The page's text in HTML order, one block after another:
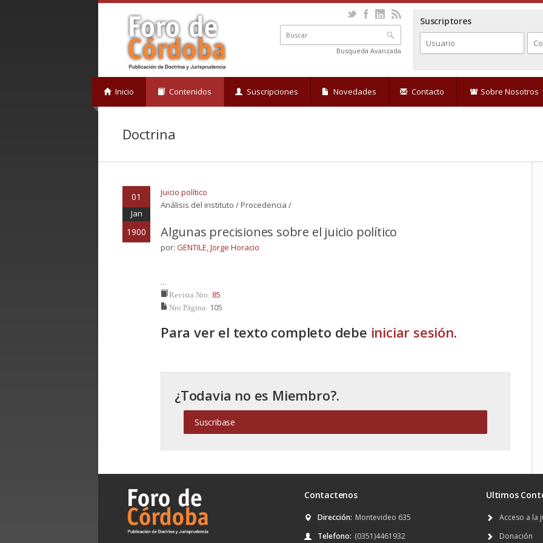
Busqueda Avanzada
Suscriptores
Inicio Contenidos Suscripciones Novedades Contacto Sobre Nosotros
Doctrina
01
Jan
1900
Juicio político
Análisis del instituto / Procedencia /
Algunas precisiones sobre el juicio político
por: GENTILE, Jorge Horacio
...
Revista Nro: 85
Nro Página: 105
Para ver el texto completo debe iniciar sesión.
¿Todavia no es Miembro?.
Suscribase
Contactenos
Dirección: Montevideo 635
Telefono: (0351)4461932
Ultimos
Acceso a la
Donación